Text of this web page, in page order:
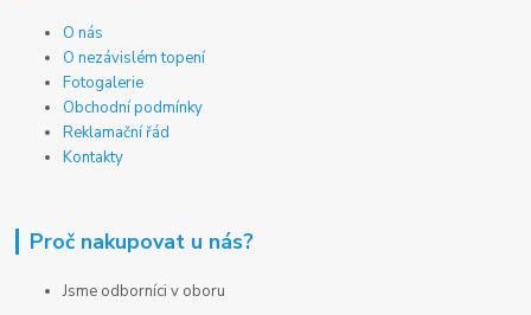
O nás
O nezávislém topení
Fotogalerie
Obchodní podmínky
Reklamační řád
Kontakty
Proč nakupovat u nás?
Jsme odborníci v oboru